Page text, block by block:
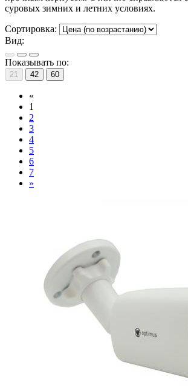
суровых зимних и летних условиях.
Сортировка:
Вид:
Показывать по:
21 42 60
«
1
2
3
4
5
6
7
»